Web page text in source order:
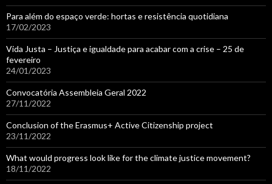
Para além do espaço verde: hortas e resistência quotidiana
17/02/2023
Vida Justa – Justiça e igualdade para acabar com a crise – 25 de
fevereiro
24/01/2023
Convocatória Assembleia Geral 2022
27/11/2022
Conclusion of the Erasmus+ Active Citizenship project
23/11/2022
What would progress look like for the climate justice movement?
18/11/2022